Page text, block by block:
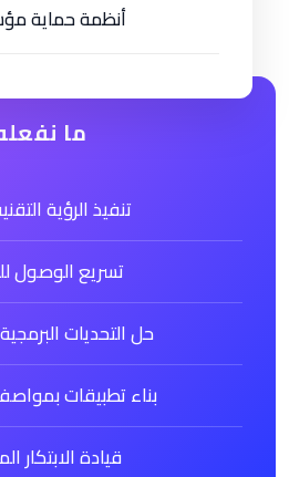
أنظمة حماية
ما
تنفيذ الرؤية
تسريع الوصول
حل التحديات
بناء تطبيقات
قيادة الابتكار